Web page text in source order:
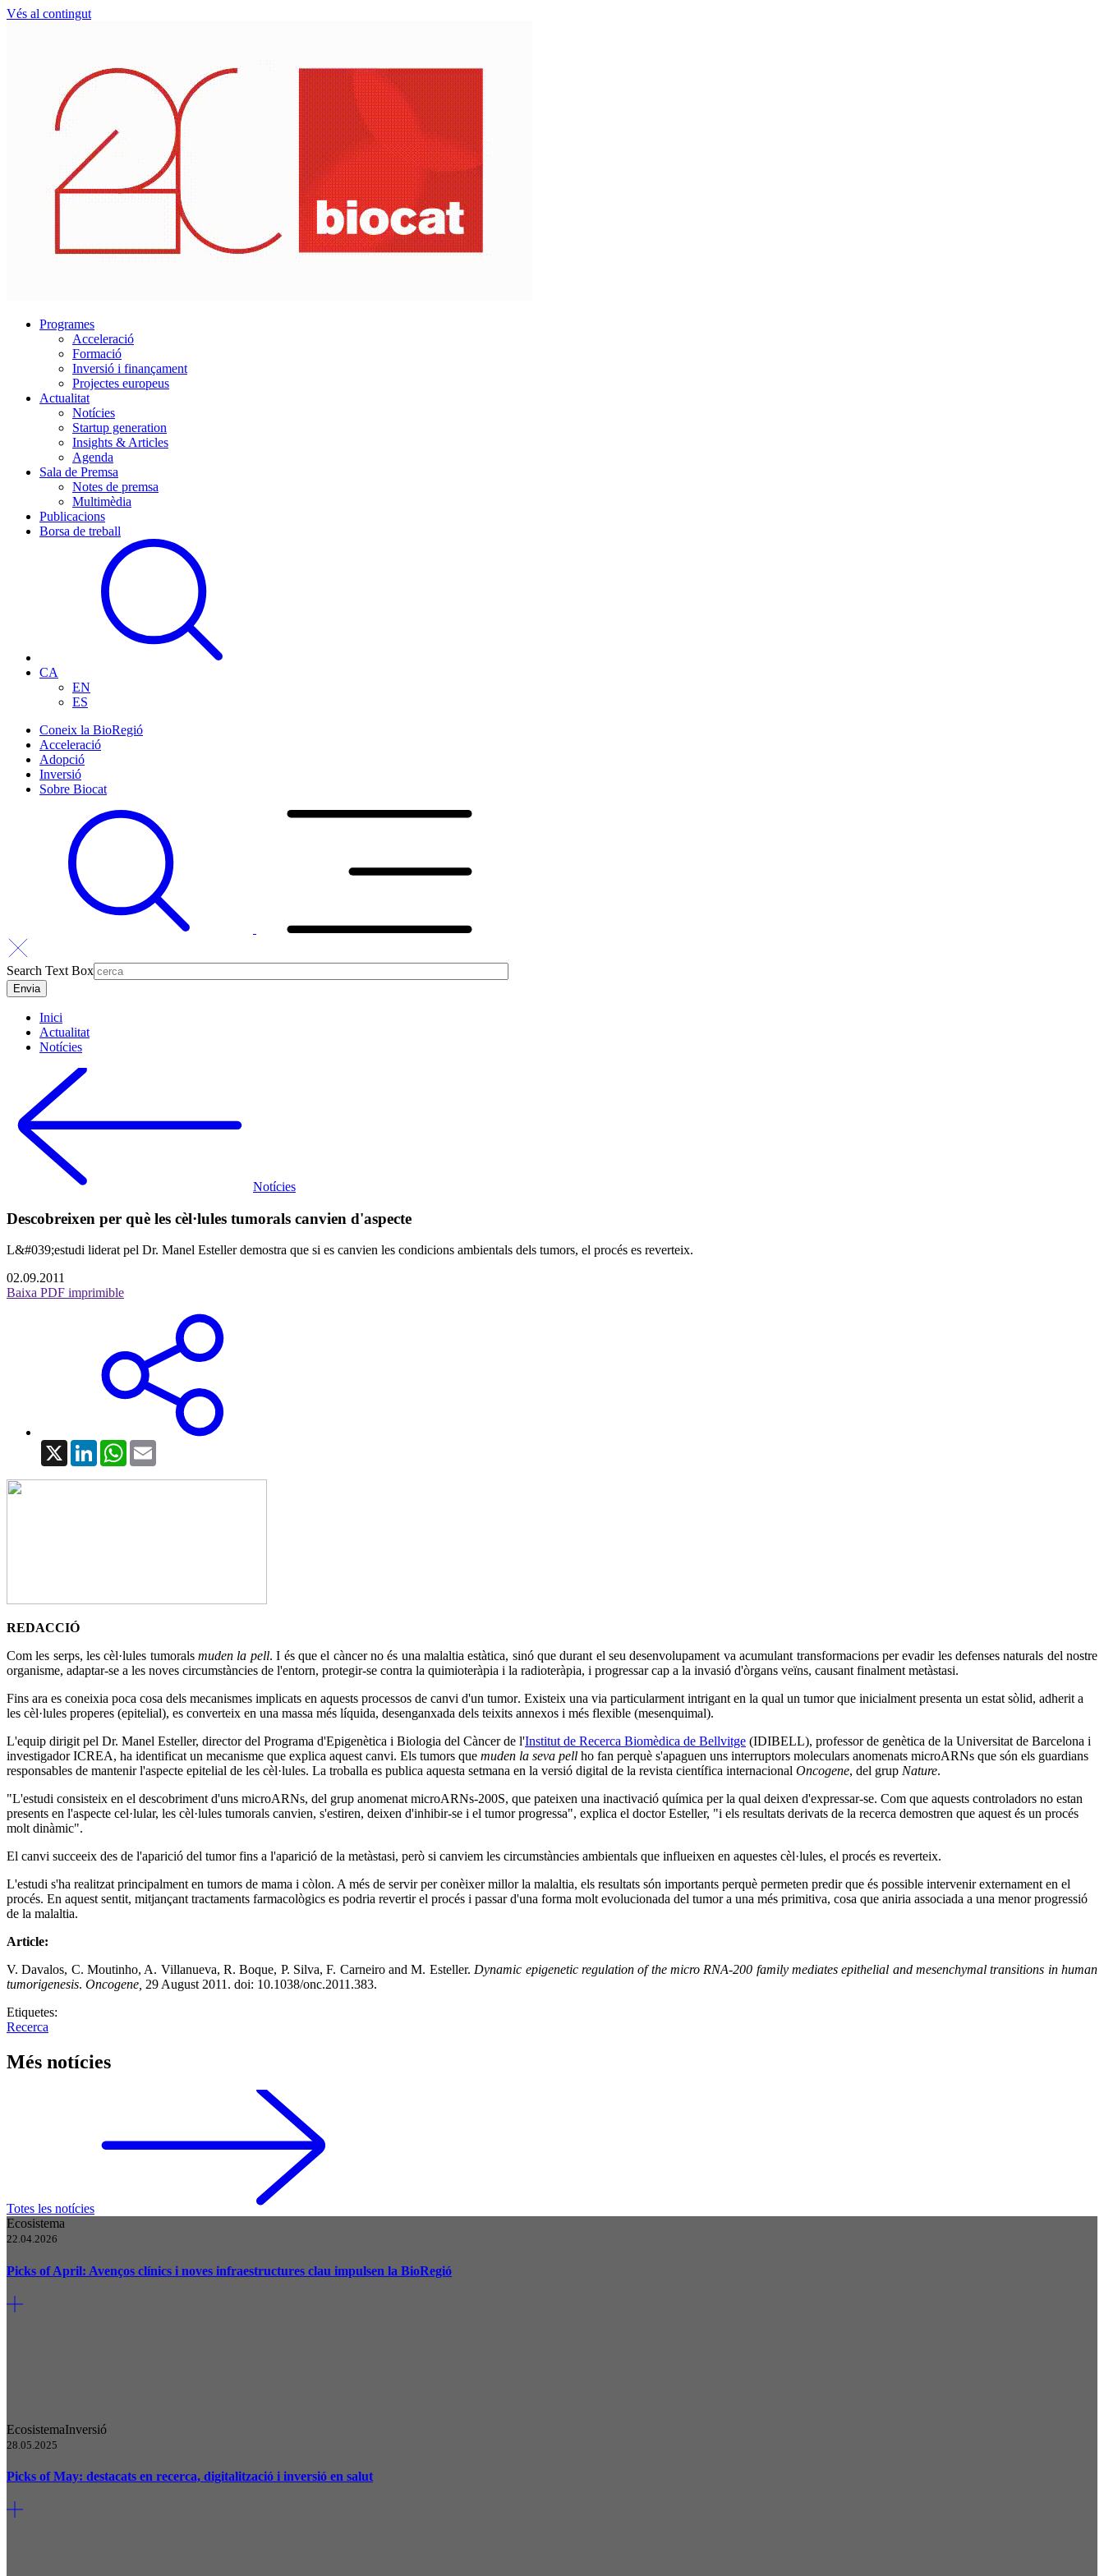
Vés al contingut
Programes
Acceleració
Formació
Inversió i finançament
Projectes europeus
Actualitat
Notícies
Startup generation
Insights & Articles
Agenda
Sala de Premsa
Notes de premsa
Multimèdia
Publicacions
Borsa de treball
CA
EN
ES
Coneix la BioRegió
Acceleració
Adopció
Inversió
Sobre Biocat
Search Text Box
Inici
Actualitat
Notícies
Notícies
Descobreixen per què les cèl·lules tumorals canvien d'aspecte
L&#039;estudi liderat pel Dr. Manel Esteller demostra que si es canvien les condicions ambientals dels tumors, el procés es reverteix.
02.09.2011
Baixa PDF imprimible
X LinkedInWhatsApp
REDACCIÓ
Com les serps, les cèl·lules tumoralsmuden la pell. I és que el càncer no és una malaltia estàtica, sinó que durant el seu desenvolupament va acumulant transformacions per evadir les defenses naturals del nostre
organisme, adaptar-se a les noves circumstàncies de l'entorn, protegir-se contra la quimioteràpia i la radioteràpia, i progressar cap a la invasió d'òrgans veïns, causant finalment metàstasi.
Fins ara es coneixia poca cosa dels mecanismes implicats en aquests processos de canvi d'un tumor. Existeix una via particularment intrigant en la qual un tumor que inicialment presenta un estat sòlid, adherit a
les cèl·lules properes (epitelial), es converteix en una massa més líquida, desenganxada dels teixits annexos i més flexible (mesenquimal).
L'equip dirigit pel Dr. Manel Esteller, director del Programa d'Epigenètica i Biologia del Càncer de l'Institut de Recerca Biomèdica de Bellvitge (IDIBELL), professor de genètica de la Universitat de Barcelona i
investigador ICREA, ha identificat un mecanisme que explica aquest canvi. Els tumors que muden la seva pell ho fan perquè s'apaguen uns interruptors moleculars anomenats microARNs que són els guardians
responsables de mantenir l'aspecte epitelial de les cèl·lules. La troballa es publica aquesta setmana en la versió digital de la revista científica internacional Oncogene, del grup Nature.
"L'estudi consisteix en el descobriment d'uns microARNs, del grup anomenat microARNs-200S, que pateixen una inactivació química per la qual deixen d'expressar-se. Com que aquests controladors no estan
presents en l'aspecte cel·lular, les cèl·lules tumorals canvien, s'estiren, deixen d'inhibir-se i el tumor progressa", explica el doctor Esteller, "i els resultats derivats de la recerca demostren que aquest és un procés
molt dinàmic".
El canvi succeeix des de l'aparició del tumor fins a l'aparició de la metàstasi, però si canviem les circumstàncies ambientals que influeixen en aquestes cèl·lules, el procés es reverteix.
L'estudi s'ha realitzat principalment en tumors de mama i còlon. A més de servir per conèixer millor la malaltia, els resultats són importants perquè permeten predir que és possible intervenir externament en el
procés. En aquest sentit, mitjançant tractaments farmacològics es podria revertir el procés i passar d'una forma molt evolucionada del tumor a una més primitiva, cosa que aniria associada a una menor progressió
de la malaltia.
Article:
V. Davalos, C. Moutinho, A. Villanueva, R. Boque, P. Silva, F. Carneiro and M. Esteller.Dynamic epigenetic regulation of the micro RNA-200 family mediates epithelial and mesenchymal transitions in human
tumorigenesis. Oncogene, 29 August 2011. doi: 10.1038/onc.2011.383.
Etiquetes:
Recerca
Més notícies
Totes les notícies
Ecosistema
22.04.2026
Picks of April: Avenços clínics i noves infraestructures clau impulsen la BioRegió
EcosistemaInversió
28.05.2025
Picks of May: destacats en recerca, digitalització i inversió en salut